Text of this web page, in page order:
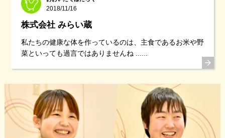
2018/11/16
株式会社 みらい蔵
私たちの健康な体を作っているのは、主食であるお米や野
菜といっても過言ではありませんね ......